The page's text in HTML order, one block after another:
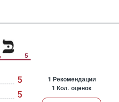
5
5
5
1 Рекомендации
1 Кол. оценок